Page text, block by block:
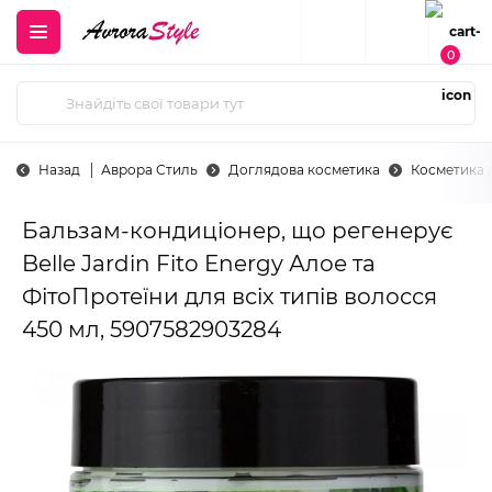
0
Назад Аврора Стиль Доглядова косметика Косметика
Бальзам-кондиціонер, що регенерує
Belle Jardin Fito Energy Алое та
ФітоПротеїни для всіх типів волосся
450 мл, 5907582903284